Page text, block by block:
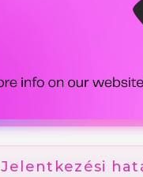
Jelentkezési